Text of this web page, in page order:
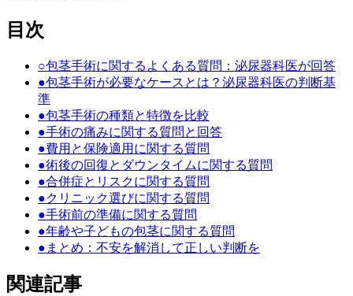
目次
○包茎手術に関するよくある質問：泌尿器科医が回答
●包茎手術が必要なケースとは？泌尿器科医の判断基
準
●包茎手術の種類と特徴を比較
●手術の痛みに関する質問と回答
●費用と保険適用に関する質問
●術後の回復とダウンタイムに関する質問
●合併症とリスクに関する質問
●クリニック選びに関する質問
●手術前の準備に関する質問
●年齢や子どもの包茎に関する質問
● まとめ：不安を解消して正しい判断を
関連記事